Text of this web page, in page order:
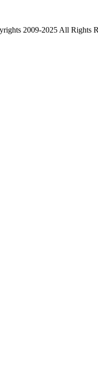
2009-2025 All Rights